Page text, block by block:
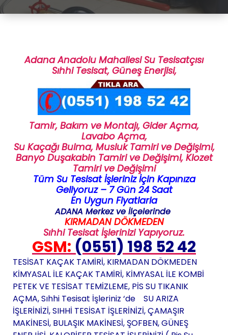
Adana Anadolu Mahallesi Su Tesisatçısı
Sıhhi Tesisat, Güneş Enerjisi,
Tamir, Bakım ve Montajı, Gider Açma,
Lavabo Açma,
Su Kaçağı Bulma, Musluk Tamiri ve Değişimi,
Banyo Duşakabin Tamiri ve Değişimi, Klozet
Tamiri ve Değişimi
Tüm Su Tesisat İşleriniz İçin Kapınıza
Geliyoruz – 7 Gün 24 Saat
En Uygun Fiyatlarla
ADANA Merkez ve İlçelerinde
KIRMADAN DÖKMEDEN
Sıhhi Tesisat İşlerinizi Yapıyoruz.
GSM: (0551) 198 52 42
TESİSAT KAÇAK TAMİRİ, KIRMADAN DÖKMEDEN
KİMYASAL İLE KAÇAK TAMİRİ, KİMYASAL İLE KOMBİ
PETEK VE TESİSAT TEMİZLEME, PİS SU TIKANIK
AÇMA, Sıhhi Tesisat İşleriniz ‘de SU ARIZA
İŞLERİNİZİ, SIHHİ TESİSAT İŞLERİNİZİ, ÇAMAŞIR
MAKİNESİ, BULAŞIK MAKİNESİ, ŞOFBEN, GÜNEŞ